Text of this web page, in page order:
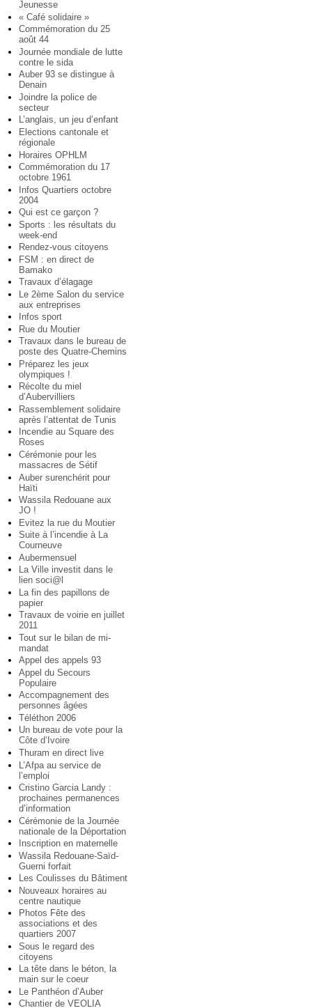
Jeunesse
« Café solidaire »
Commémoration du 25
août 44
Journée mondiale de lutte
contre le sida
Auber 93 se distingue à
Denain
Joindre la police de
secteur
L’anglais, un jeu d’enfant
Elections cantonale et
régionale
Horaires OPHLM
Commémoration du 17
octobre 1961
Infos Quartiers octobre
2004
Qui est ce garçon ?
Sports : les résultats du
week-end
Rendez-vous citoyens
FSM : en direct de
Bamako
Travaux d’élagage
Le 2ème Salon du service
aux entreprises
Infos sport
Rue du Moutier
Travaux dans le bureau de
poste des Quatre-Chemins
Préparez les jeux
olympiques !
Récolte du miel
d’Aubervilliers
Rassemblement solidaire
après l’attentat de Tunis
Incendie au Square des
Roses
Cérémonie pour les
massacres de Sétif
Auber surenchérit pour
Haïti
Wassila Redouane aux
JO !
Evitez la rue du Moutier
Suite à l’incendie à La
Courneuve
Aubermensuel
La Ville investit dans le
lien soci@l
La fin des papillons de
papier
Travaux de voirie en juillet
2011
Tout sur le bilan de mi-
mandat
Appel des appels 93
Appel du Secours
Populaire
Accompagnement des
personnes âgées
Téléthon 2006
Un bureau de vote pour la
Côte d’Ivoire
Thuram en direct live
L’Afpa au service de
l’emploi
Cristino Garcia Landy :
prochaines permanences
d’information
Cérémonie de la Journée
nationale de la Déportation
Inscription en maternelle
Wassila Redouane-Saïd-
Guerni forfait
Les Coulisses du Bâtiment
Nouveaux horaires au
centre nautique
Photos Fête des
associations et des
quartiers 2007
Sous le regard des
citoyens
La tête dans le béton, la
main sur le coeur
Le Panthéon d’Auber
Chantier de VEOLIA